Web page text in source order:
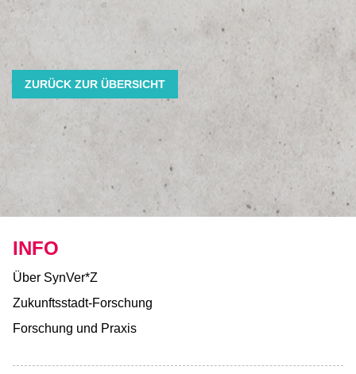
ZURÜCK ZUR ÜBERSICHT
INFO
Über SynVer*Z
Zukunftsstadt-Forschung
Forschung und Praxis